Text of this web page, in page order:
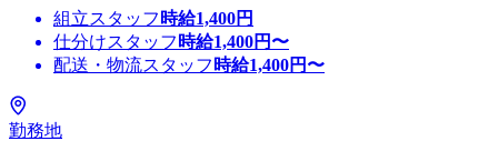
組立スタッフ 時給1,400円
仕分けスタッフ 時給1,400円〜
配送・物流スタッフ 時給1,400円〜
勤務地